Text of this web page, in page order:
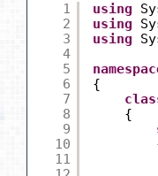
1
2
3
4
5
6
7
8
9
10
11
using
using
using
{
{